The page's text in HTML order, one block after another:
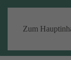
Zum